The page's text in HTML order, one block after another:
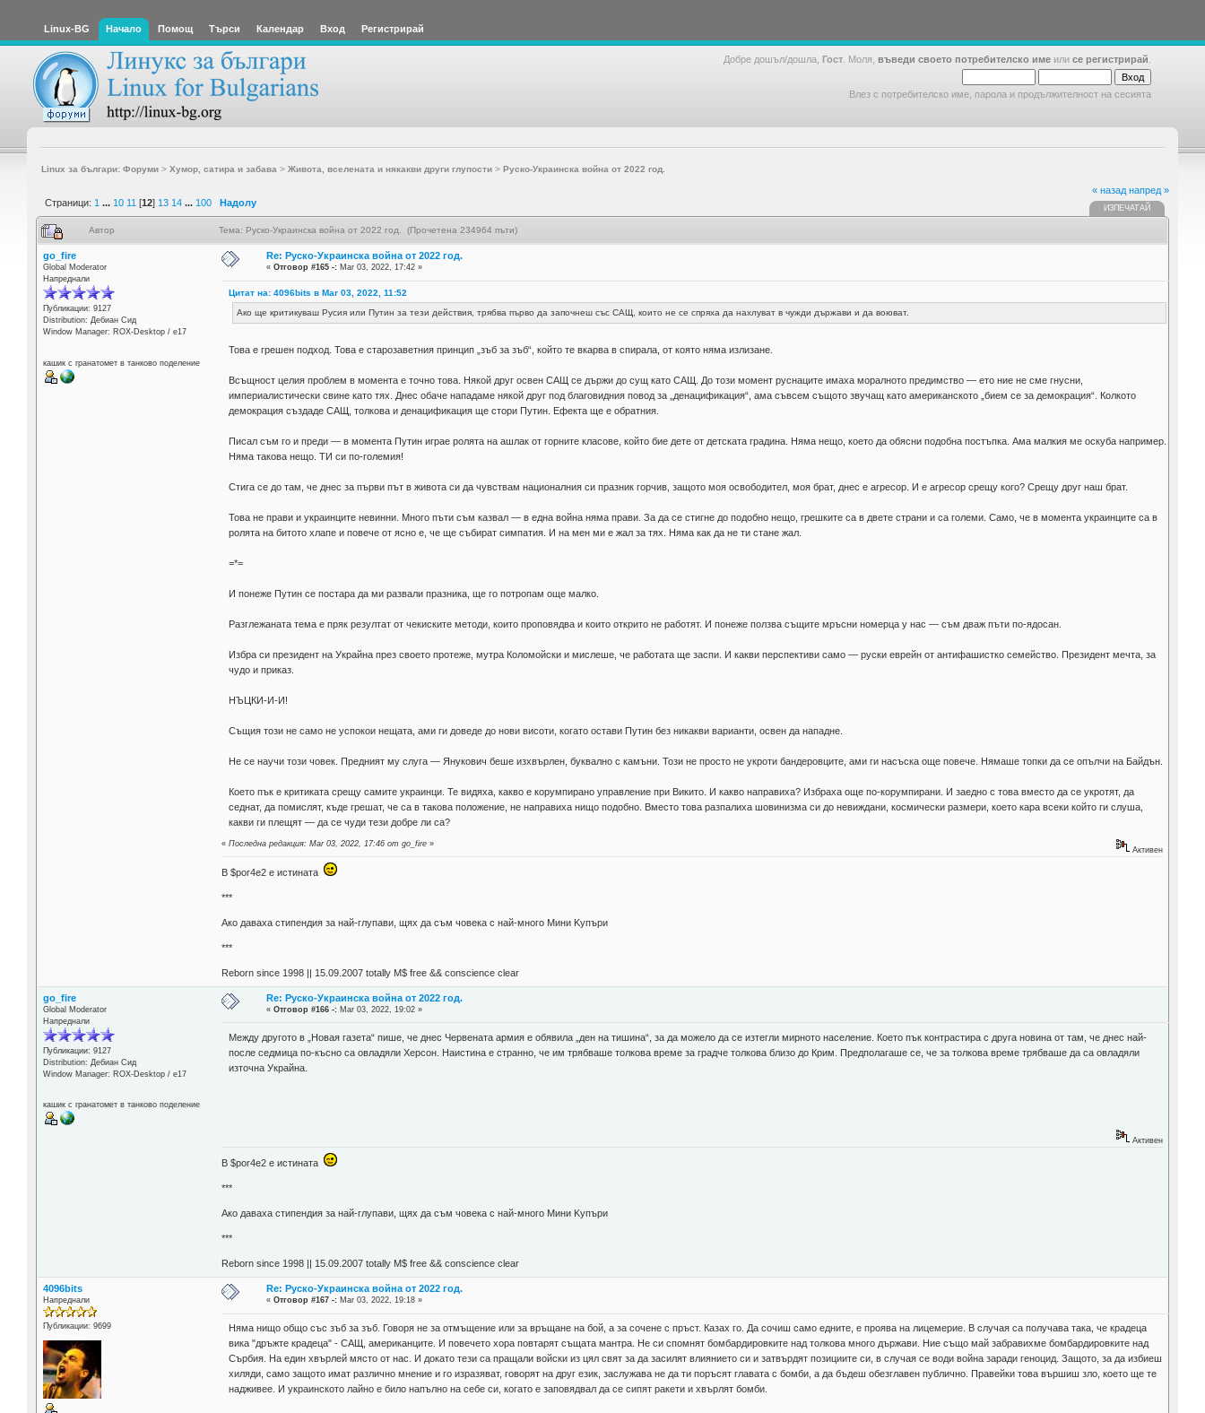
Linux-BG Начало Помощ Търси Календар Вход Регистрирай
Добре дошъл/дошла, Гост . Моля, въведи своето потребителско име или се регистрирай
Влез с потребителско име, парола и продължителност на сесията
Linux за българи: Форуми> Хумор, сатира и забава > Живота, вселената и някакви други глупости> Руско-Украинска война от 2022 год.
Страници: 1 ... 10 11 [12] 13 14 ... 100 Надолу
« назад напред »
ИЗПЕЧАТАЙ
Автор Тема: Руско-Украинска война от 2022 год. (Прочетена 234964 пъти)
go_fire
Global Moderator
Напреднали
Публикации: 9127
Distribution: Дебиан Сид
Window Manager: ROX-Desktop / е17
кашик с гранатомет в танково поделение
Re: Руско-Украинска война от 2022 год.
«Отговор #165 -: Mar 03, 2022, 17:42 »
Цитат на: 4096bits в Mar 03, 2022, 11:52
Ако ще критикуваш Русия или Путин за тези действия, трябва първо да започнеш със САЩ, които не се спряха да нахлуват в чужди държави и да воюват.
Това е грешен подход. Това е старозаветния принцип „зъб за зъб“, който те вкарва в спирала, от която няма излизане.
Всъщност целия проблем в момента е точно това. Някой друг освен САЩ се държи до сущ като САЩ. До този момент руснаците имаха моралното предимство — ето ние не сме гнусни,
империалистически свине като тях. Днес обаче нападаме някой друг под благовидния повод за „денацификация“, ама съвсем същото звучащ като американското „бием се за демокрация“. Колкото
демокрация създаде САЩ, толкова и денацификация ще стори Путин. Ефекта ще е обратния.
Писал съм го и преди — в момента Путин играе ролята на ашлак от горните класове, който бие дете от детската градина. Няма нещо, което да обясни подобна постъпка. Ама малкия ме оскуба например.
Няма такова нещо. ТИ си по-големия!
Стига се до там, че днес за първи път в живота си да чувствам националния си празник горчив, защото моя освободител, моя брат, днес е агресор. И е агресор срещу кого? Срещу друг наш брат.
Това не прави и украинците невинни. Много пъти съм казвал — в една война няма прави. За да се стигне до подобно нещо, грешките са в двете страни и са големи. Само, че в момента украинците са в
ролята на битото хлапе и повече от ясно е, че ще събират симпатия. И на мен ми е жал за тях. Няма как да не ти стане жал.
=*=
И понеже Путин се постара да ми развали празника, ще го потропам още малко.
Разглежаната тема е пряк резултат от чекиските методи, които проповядва и които открито не работят. И понеже ползва същите мръсни номерца у нас — съм дваж пъти по-ядосан.
Избра си президент на Украйна през своето протеже, мутра Коломойски и мислеше, че работата ще заспи. И какви перспективи само — руски еврейн от антифашистко семейство. Президент мечта, за
чудо и приказ.
НЪЦКИ-И-И!
Същия този не само не успокои нещата, ами ги доведе до нови висоти, когато остави Путин без никакви варианти, освен да нападне.
Не се научи този човек. Предният му слуга — Янукович беше изхвърлен, буквално с камъни. Този не просто не укроти бандеровците, ами ги насъска още повече. Нямаше топки да се опълчи на Байдън.
Което пък е критиката срещу самите украинци. Те видяха, какво е корумпирано управление при Викито. И какво направиха? Избраха още по-корумпирани. И заедно с това вместо да се укротят, да
седнат, да помислят, къде грешат, че са в такова положение, не направиха нищо подобно. Вместо това разпалиха шовинизма си до невиждани, космически размери, което кара всеки който ги слуша,
какви ги плещят — да се чуди тези добре ли са?
«Последна редакция: Mar 03, 2022, 17:46 от go_fire »
Активен
В $por4e2 e истината
***
Aко даваха стипендия за най-глупави, щях да съм човека с най-много Mини Kупъри
***
Reborn since 1998 || 15.09.2007 totally М$ free && conscience clear
go_fire
Global Moderator
Напреднали
Публикации: 9127
Distribution: Дебиан Сид
Window Manager: ROX-Desktop / е17
кашик с гранатомет в танково поделение
Re: Руско-Украинска война от 2022 год.
«Отговор #166 -: Mar 03, 2022, 19:02 »
Между другото в „Новая газета“ пише, че днес Червената армия е обявила „ден на тишина“, за да можело да се изтегли мирното население. Което пък контрастира с друга новина от там, че днес най-
после седмица по-късно са овладяли Херсон. Наистина е странно, че им трябваше толкова време за градче толкова близо до Крим. Предполагаше се, че за толкова време трябваше да са овладяли
източна Украйна.
Активен
В $por4e2 e истината
***
Aко даваха стипендия за най-глупави, щях да съм човека с най-много Mини Kупъри
***
Reborn since 1998 || 15.09.2007 totally М$ free && conscience clear
4096bits
Напреднали
Публикации: 9699
Re: Руско-Украинска война от 2022 год.
«Отговор #167 -: Mar 03, 2022, 19:18 »
Няма нищо общо със зъб за зъб. Говоря не за отмъщение или за връщане на бой, а за сочене с пръст. Казах го. Да сочиш само едните, е проява на лицемерие. В случая са получава така, че крадеца
вика "дръжте крадеца" - САЩ, американците. И повечето хора повтарят същата мантра. Не си спомнят бомбардировките над толкова много държави. Ние също май забравихме бомбардировките над
Сърбия. На един хвърлей място от нас. И докато тези са пращали войски из цял свят за да засилят влиянието си и затвърдят позициите си, в случая се води война заради геноцид. Защото, за да избиеш
хиляди, само защото имат различно мнение и го изразяват, говорят на друг език, заслужава не да ти поръсят главата с бомби, а да бъдеш обезглавен публично. Правейки това вършиш зло, което ще те
надживее. И украинското лайно е било напълно на себе си, когато е заповядвал да се сипят ракети и хвърлят бомби.